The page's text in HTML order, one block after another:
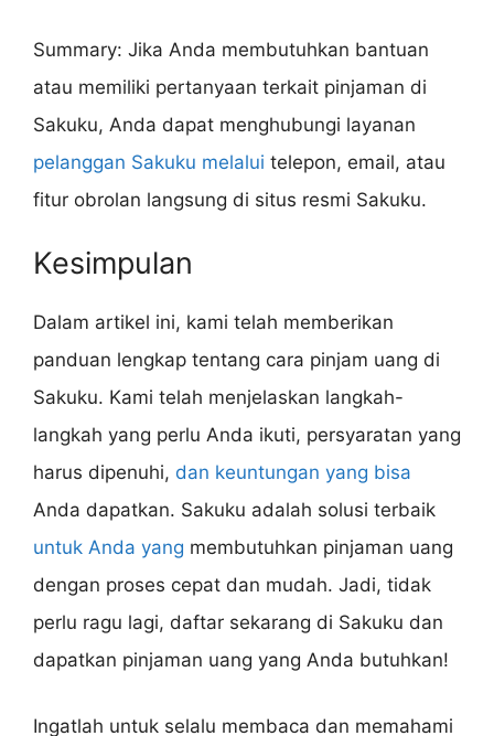
Summary: Jika Anda membutuhkan bantuan
atau memiliki pertanyaan terkait pinjaman di
Sakuku, Anda dapat menghubungi layanan
pelanggan Sakuku melalui telepon, email, atau
fitur obrolan langsung di situs resmi Sakuku.
Kesimpulan
Dalam artikel ini, kami telah memberikan
panduan lengkap tentang cara pinjam uang di
Sakuku. Kami telah menjelaskan langkah-
langkah yang perlu Anda ikuti, persyaratan yang
harus dipenuhi, dan keuntungan yang bisa
Anda dapatkan. Sakuku adalah solusi terbaik
untuk Anda yang membutuhkan pinjaman uang
dengan proses cepat dan mudah. Jadi, tidak
perlu ragu lagi, daftar sekarang di Sakuku dan
dapatkan pinjaman uang yang Anda butuhkan!
Ingatlah untuk selalu membaca dan memahami